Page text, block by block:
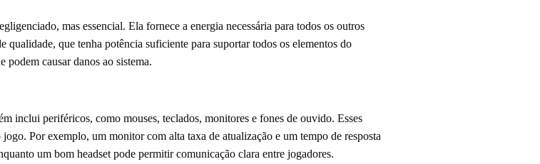
mas essencial. Ela fornece a energia necessária para todos os outros
qualidade, que tenha potência suficiente para suportar todos os elementos do
podem causar danos ao sistema.
inclui periféricos, como mouses, teclados, monitores e fones de ouvido. Esses
Por exemplo, um monitor com alta taxa de atualização e um tempo de resposta
um bom headset pode permitir comunicação clara entre jogadores.